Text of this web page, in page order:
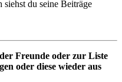
du seine Beiträge
Freunde oder zur Liste
oder diese wieder aus